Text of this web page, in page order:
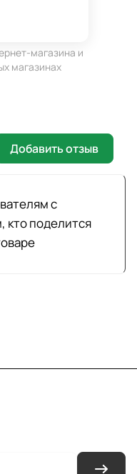
магазина и
магазинах
с
кто поделится
Добавить отзыв